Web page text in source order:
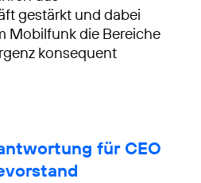
gestärkt und dabei
Mobilfunk die Bereiche
konsequent
für CEO